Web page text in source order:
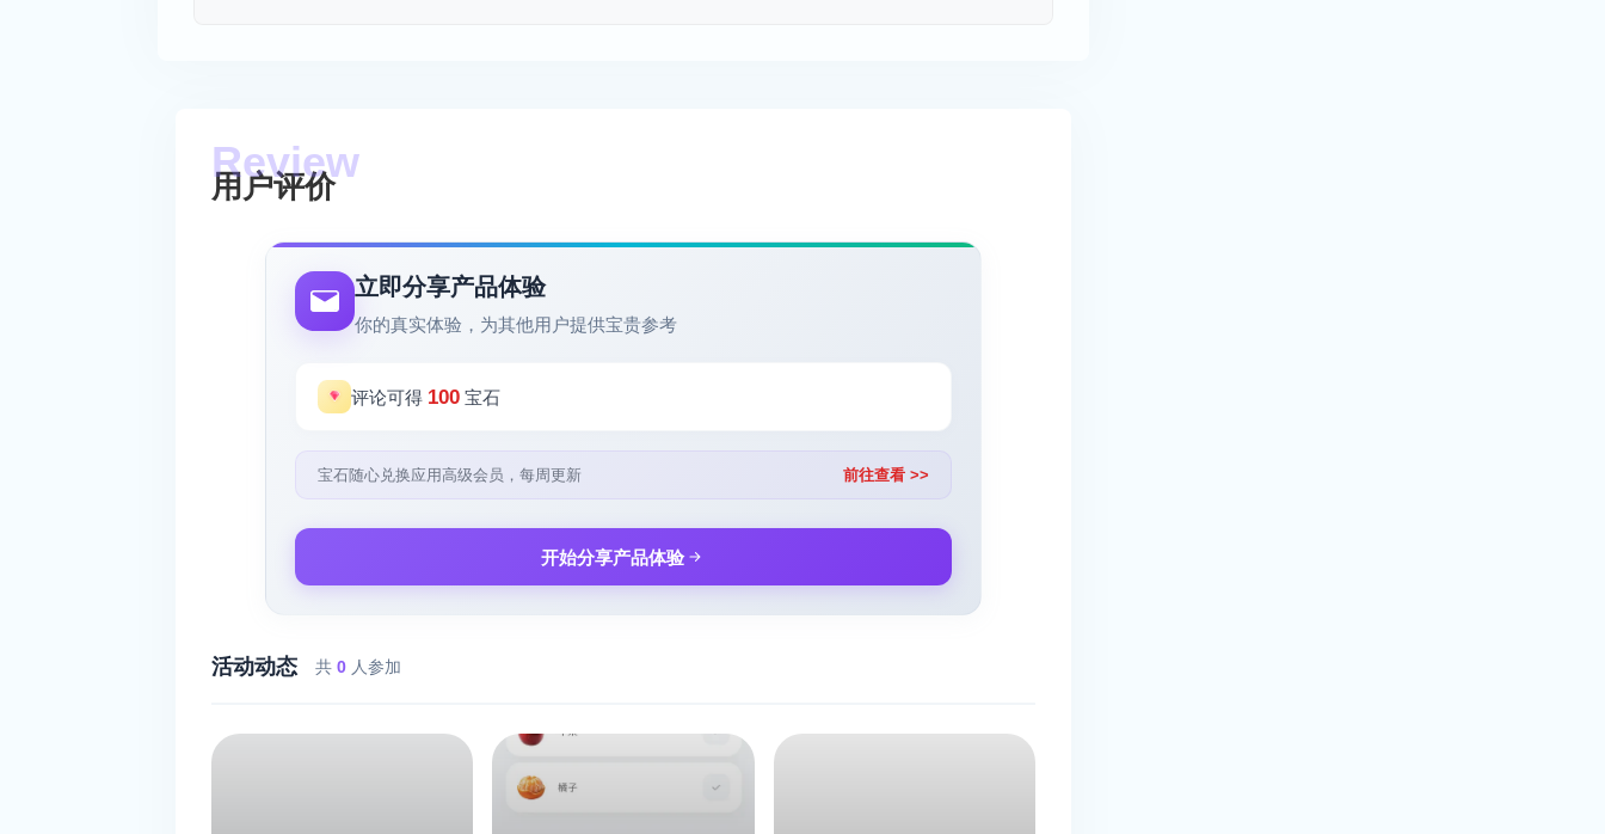
用户评价
立即分享产品体验
你的真实体验，为其他用户提供宝贵参考
评论可得 100 宝石
宝石随心兑换应用高级会员，每周更新 前往查看 >>
开始分享产品体验
活动动态 共 0 人参加